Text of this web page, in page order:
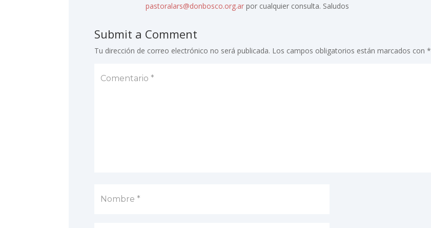
pastoralars@donbosco.org.ar por cualquier consulta. Saludos
Submit a Comment
Tu dirección de correo electrónico no será publicada. Los campos obligatorios están marcados con*